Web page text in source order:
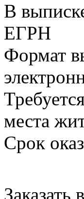
В
ЕГРН
Формат
места
Срок